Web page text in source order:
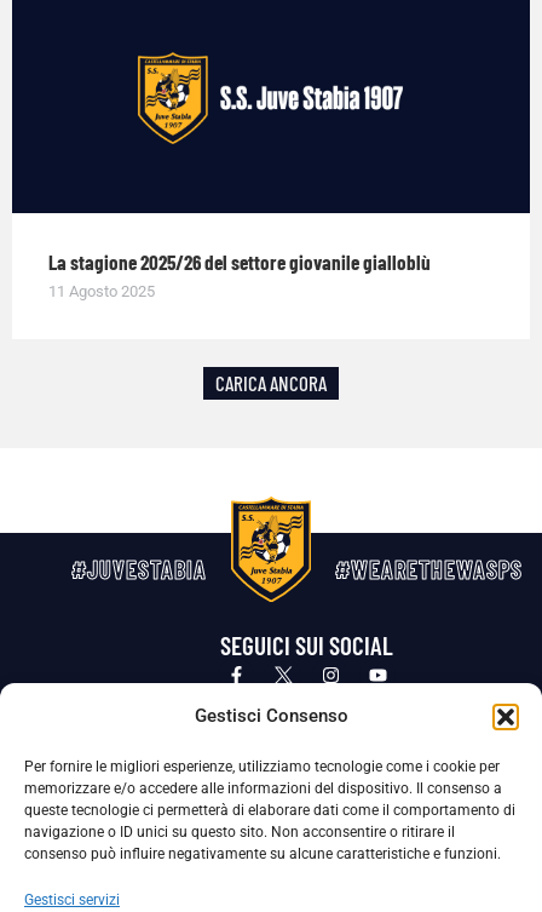
Gestisci Consenso
Per fornire le migliori esperienze, utilizziamo tecnologie come i cookie per
memorizzare e/o accedere alle informazioni del dispositivo. Il consenso a
queste tecnologie ci permetterà di elaborare dati come il comportamento di
navigazione o ID unici su questo sito. Non acconsentire o ritirare il
consenso può influire negativamente su alcune caratteristiche e funzioni.
Gestisci servizi
La stagione 2025/26 del settore giovanile gialloblù
11 Agosto 2025
CARICA ANCORA
#JUVESTABIA #WEARETHEWASPS
SEGUICI SUI SOCIAL
Privacy Policy Cookie Policy
La Società ha nominato il Responsabile della Protezione dei Dati Personali (DPO), figura specializzata che vigila sulle modalità
adottate dalla nostra Società per tutelare i Suoi dati personali.
Per contattare il DPO può scrivere a